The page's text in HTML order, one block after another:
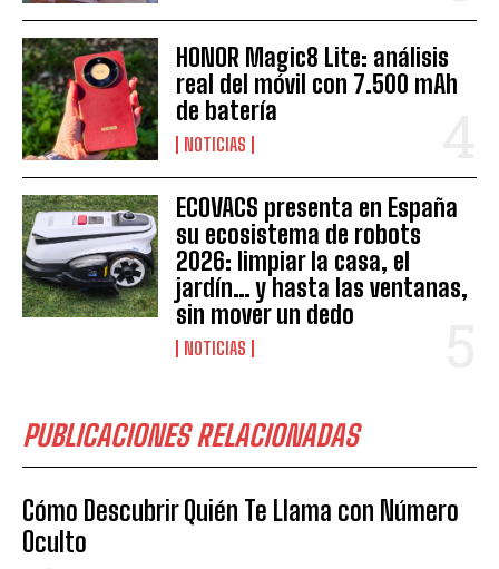
HONOR Magic8 Lite: análisis
real del móvil con 7.500 mAh
de batería
NOTICIAS
ECOVACS presenta en España
su ecosistema de robots
2026: limpiar la casa, el
jardín… y hasta las ventanas,
sin mover un dedo
NOTICIAS
PUBLICACIONES RELACIONADAS
Cómo Descubrir Quién Te Llama con Número
Oculto